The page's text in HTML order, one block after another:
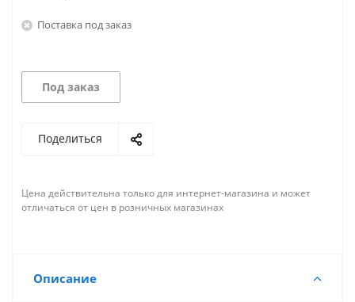
Поставка под заказ
Под заказ
Поделиться
Цена действительна только для интернет-магазина и может
отличаться от цен в розничных магазинах
Описание